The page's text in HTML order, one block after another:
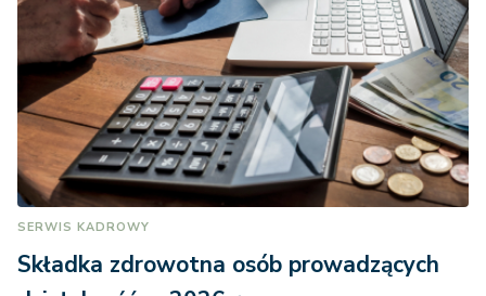
SERWIS KADROWY
Składka zdrowotna osób prowadzących